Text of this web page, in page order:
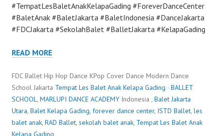
#TempatLesBaletAnakKelapaGading #ForeverDanceCenter
#BaletAnak #BaletJakarta #BaletIndonesia #DanceJakarta
#FDCJakarta #SekolahBalet #BalletJakarta #KelapaGading
READ MORE
FDC Ballet Hip Hop Dance KPop Cover Dance Modern Dance
School Jakarta Tempat Les Balet Anak Kelapa Gading · BALLET
SCHOOL, MARLUPI DANCE ACADEMY Indonesia , Balet Jakarta
Utara, Balet Kelapa Gading, forever dance center, ISTD Ballet, les
balet anak, RAD Ballet, sekolah balet anak, Tempat Les Balet Anak
Kelapa Gading